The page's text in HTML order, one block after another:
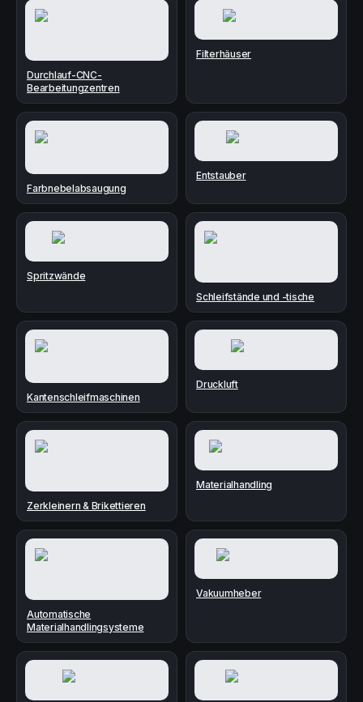
Durchlauf-CNC-
Bearbeitungzentren
Filterhäuser
Farbnebelabsaugung
Entstauber
Spritzwände
Schleifstände und -tische
Kantenschleifmaschinen
Druckluft
Zerkleinern & Brikettieren
Materialhandling
Automatische
Materialhandlingsysteme
Vakuumheber